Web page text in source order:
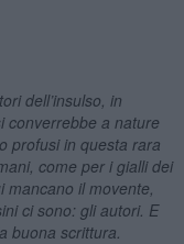
dell’insulso, in
converrebbe a nature
profusi in questa rara
come per i gialli dei
il movente,
ci sono: gli autori. E
buona scrittura.